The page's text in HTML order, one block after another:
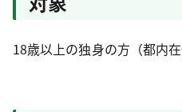
18歳以上の独身の方（都内在